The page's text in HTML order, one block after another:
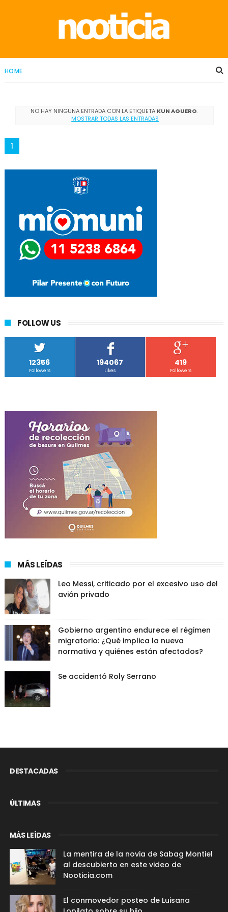
HOME
NO HAY NINGUNA ENTRADA CON LA ETIQUETA KUN AGUERO.
MOSTRAR TODAS LAS ENTRADAS
1
FOLLOW US
12356
Followers
194067
Likes
419
Followers
MÁS LEÍDAS
Leo Messi, criticado por el excesivo uso del
avión privado
Gobierno argentino endurece el régimen
migratorio: ¿Qué implica la nueva
normativa y quiénes están afectados?
Se accidentó Roly Serrano
DESTACADAS
ÚLTIMAS
MÁS LEÍDAS
La mentira de la novia de Sabag Montiel
al descubierto en este video de
Nooticia.com
El conmovedor posteo de Luisana